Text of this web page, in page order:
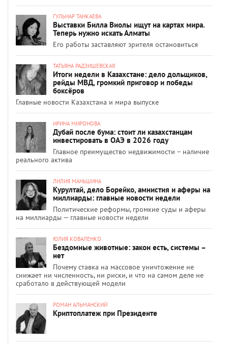
ГУЛЬНАР ТАНКАЕВА
Выставки Билла Виолы ищут на картах мира.
Теперь нужно искать Алматы
Его работы заставляют зрителя остановиться
ТАТЬЯНА РАДЗИШЕВСКАЯ
Итоги недели в Казахстане: дело дольщиков,
рейды МВД, громкий приговор и победы
боксёров
Главные новости Казахстана и мира выпуске
ИРИНА МИРОНОВА
Дубай после бума: стоит ли казахстанцам
инвестировать в ОАЭ в 2026 году
Главное преимущество недвижимости – наличие
реального актива
ЛИЛИЯ МАНЬШИНА
Курултай, дело Борейко, амнистия и аферы на
миллиарды: главные новости недели
Политические реформы, громкие суды и аферы
на миллиарды — главные новости недели
ЮЛИЯ КОВАЛЕНКО
Бездомные животные: закон есть, системы –
нет
Почему ставка на массовое уничтожение не
снижает ни численность, ни риски, и что на самом деле не
сработало в действующей модели
РОМАН АЛЬМАНСКИЙ
Криптоплатеж при Президенте